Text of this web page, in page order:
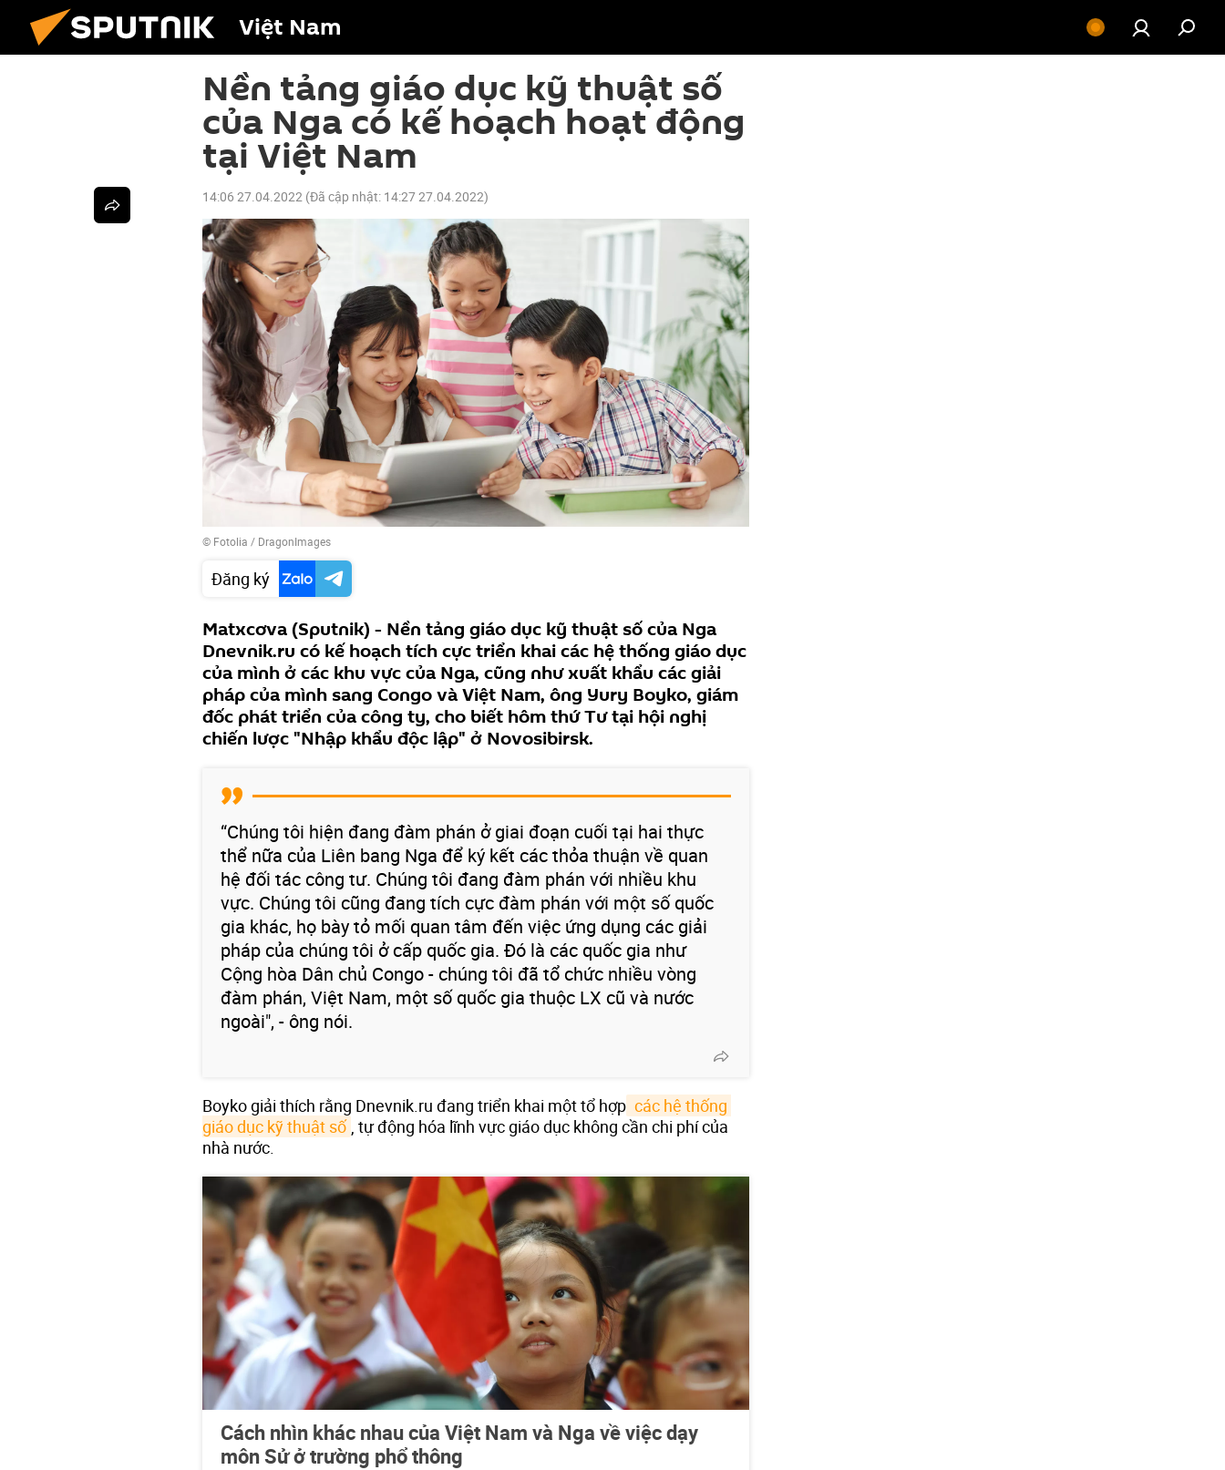
Việt Nam
Nền tảng giáo dục kỹ thuật số
của Nga có kế hoạch hoạt động
tại Việt Nam
14:06 27.04.2022 (Đã cập nhật: 14:27 27.04.2022)
© Fotolia / DragonImages
Đăng ký
Matxcơva (Sputnik) - Nền tảng giáo dục kỹ thuật số của Nga
Dnevnik.ru có kế hoạch tích cực triển khai các hệ thống giáo dục
của mình ở các khu vực của Nga, cũng như xuất khẩu các giải
pháp của mình sang Congo và Việt Nam, ông Yury Boyko, giám
đốc phát triển của công ty, cho biết hôm thứ Tư tại hội nghị
chiến lược "Nhập khẩu độc lập" ở Novosibirsk.
“Chúng tôi hiện đang đàm phán ở giai đoạn cuối tại hai thực
thể nữa của Liên bang Nga để ký kết các thỏa thuận về quan
hệ đối tác công tư. Chúng tôi đang đàm phán với nhiều khu
vực. Chúng tôi cũng đang tích cực đàm phán với một số quốc
gia khác, họ bày tỏ mối quan tâm đến việc ứng dụng các giải
pháp của chúng tôi ở cấp quốc gia. Đó là các quốc gia như
Cộng hòa Dân chủ Congo - chúng tôi đã tổ chức nhiều vòng
đàm phán, Việt Nam, một số quốc gia thuộc LX cũ và nước
ngoài", - ông nói.
Boyko giải thích rằng Dnevnik.ru đang triển khai một tổ hợp các hệ thống
giáo dục kỹ thuật số , tự động hóa lĩnh vực giáo dục không cần chi phí của
nhà nước.
Cách nhìn khác nhau của Việt Nam và Nga về việc dạy
môn Sử ở trường phổ thông